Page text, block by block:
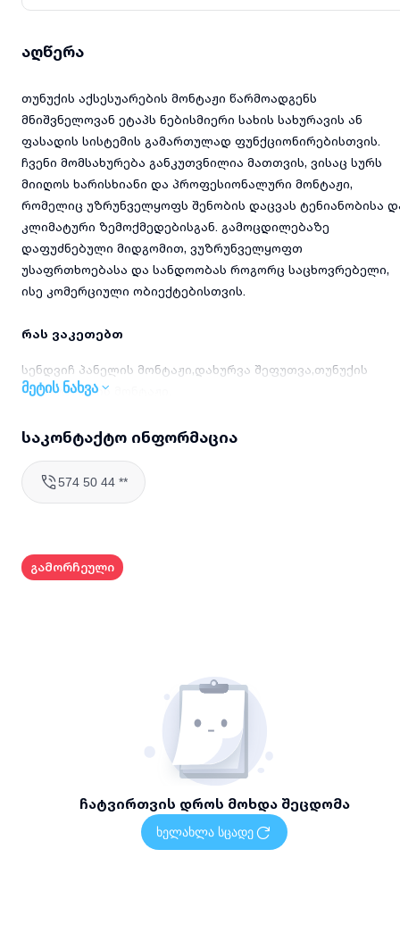
აღწერა
თუნუქის აქსესუარების მონტაჟი წარმოადგენს
მნიშვნელოვან ეტაპს ნებისმიერი სახის სახურავის ან
ფასადის სისტემის გამართულად ფუნქციონირებისთვის.
ჩვენი მომსახურება განკუთვნილია მათთვის, ვისაც სურს
მიიღოს ხარისხიანი და პროფესიონალური მონტაჟი,
რომელიც უზრუნველყოფს შენობის დაცვას ტენიანობისა
კლიმატური ზემოქმედებისგან. გამოცდილებაზე
დაფუძნებული მიდგომით, ვუზრუნველყოფთ
უსაფრთხოებასა და სანდოობას როგორც საცხოვრებელი,
ისე კომერციული ობიექტებისთვის.
რას ვაკეთებთ
სენდვიჩ პანელის მონტაჟი,დახურვა შეფუთვა,თუნუქის
აქსესუარების მონტაჟი.
თუნუქის აქსესუარების მონტაჟი სახურავზე და ფასადზე
სანიაღვრე სისტემების (წყალსადენი, წყლის ჩამომყვანი
მილები) დამონტაჟება
თუნუქის დეტალების ზუსტი მოჭრა და მორგება
ინდივიდუალური პროექტის მიხედვით
რატომ უნდა აგვირჩიოთ
მეტი ვიდრე 17 წლიანი გამოცდილება თუნუქის
გამოყენებული თანამედროვე ხელსაწყოები და
ხარისხის გარანტია შესრულებულ სამუშაოზე
სტანდარტების სრული დაცვა და უსაფრთხოების ზომების
მეტის ნახვა
საკონტაქტო ინფორმაცია
574 50 44 **
გამორჩეული
ჩატვირთვის დროს მოხდა შეცდომა
ხელახლა სცადე